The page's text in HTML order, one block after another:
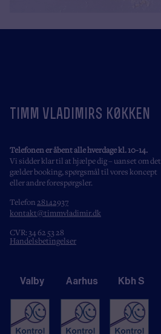
timm vladimirs k0kken
Telefonen er åbent alle hverdage kl. 10-14.
Vi sidder klar til at hjælpe dig – uanset om det
gælder booking, spørgsmål til vores koncept
eller andre forespørgsler.
Telefon 28142937
kontakt@timmvladimir.dk
CVR: 34 62 53 28
Handelsbetingelser
Valby Aarhus Kbh S